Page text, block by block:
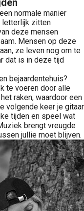
normale manier
letterlijk zitten
deze mensen
Mensen op deze
ze leven nog om te
dat is in deze tijd
bejaardentehuis?
te voeren door alle
raken, waardoor een
volgende keer je gitaar
tijden en speel wat
brengt vreugde
jullie moet blijven.